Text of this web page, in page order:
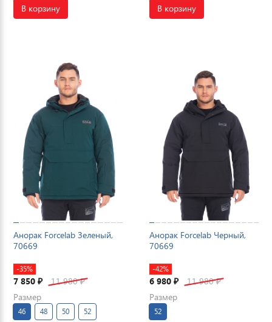
В корзину В корзину
Анорак Forcelab Зеленый,
70669
-35%
7 850 ₽ 11 980₽
Размер
46 48 50 52
Анорак Forcelab Черный,
70669
-42%
6 980 ₽ 11 980₽
Размер
52